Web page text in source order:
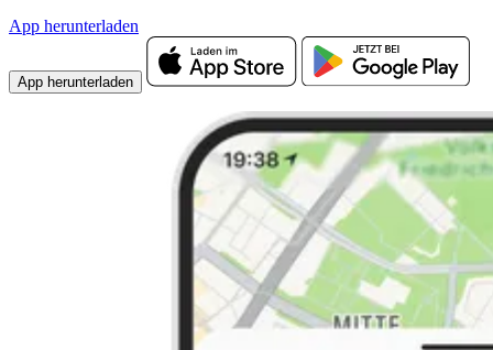
App herunterladen
App herunterladen